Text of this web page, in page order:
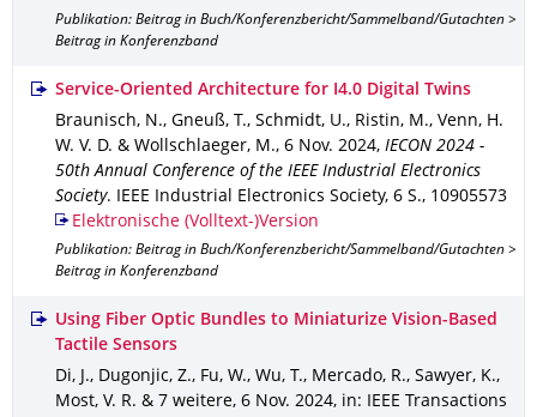
Publikation: Beitrag in Buch/Konferenzbericht/Sammelband/Gutachten >
Beitrag in Konferenzband
Service-Oriented Architecture for I4.0 Digital Twins
Braunisch, N., Gneuß, T., Schmidt, U., Ristin, M., Venn, H.
W. V. D. & Wollschlaeger, M., 6 Nov. 2024, IECON 2024 -
50th Annual Conference of the IEEE Industrial Electronics
Society. IEEE Industrial Electronics Society, 6 S., 10905573
Elektronische (Volltext-)Version
Publikation: Beitrag in Buch/Konferenzbericht/Sammelband/Gutachten >
Beitrag in Konferenzband
Using Fiber Optic Bundles to Miniaturize Vision-Based
Tactile Sensors
Di, J., Dugonjic, Z., Fu, W., Wu, T., Mercado, R., Sawyer, K.,
Most, V. R. & 7 weitere, 6 Nov. 2024, in: IEEE Transactions